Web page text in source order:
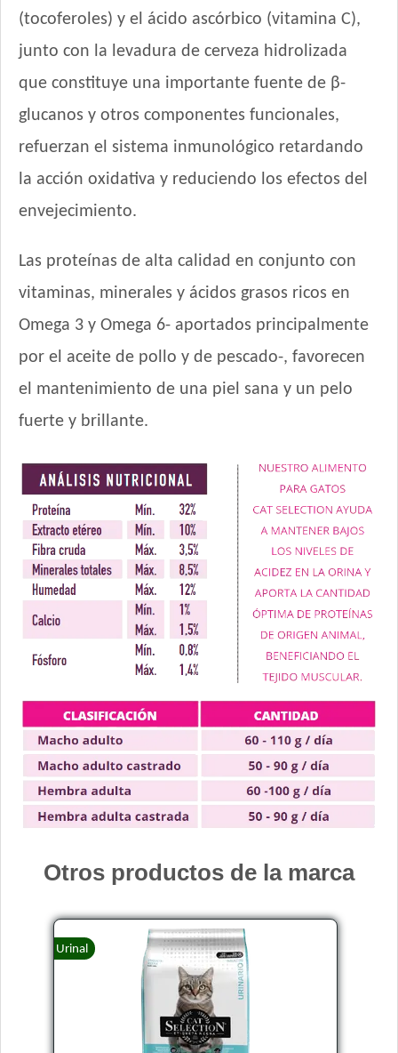
Max Pet Gato Adulto
Maxxium Gato Trucha Patagónica
Mi Amigo Gato Adulto
Montañés Gato Adulto
Nature Gatos
Nature Gatos Urinary
NutriCare Gato Adulto
Nutribon XQ Gato Adulto
Nutrique Urinary Care Cat
Nutrique Young Adult Cat Healthy Maintenance
Nutrique Young Adult Cat Sterilised / Healthy Weight
Old Prince Equilibrium Gato Adulto Esterilizado
Old Prince Equilibrium Gato Adulto Urinario
Old Prince Proteínas Noveles Gato Adulto Cordero y Arroz
Integral
Old Prince Proteínas Noveles Gato Adulto Esterilizado Cordero
y Arroz Integral
One Gato Adulto Pollo y Salmón
Pachá Gato Sabor Pescado
Pipón Pipón Gato Adulto
Pro Plan Gato Adulto
Pro Plan Gato Adulto Esterilizado con Carne de Salmón
Pro Plan Gato Adulto Live Clear Reductor de Alérgenos
Pro Plan Gato Adulto Piel & Estómago Sensible
Pro Plan Gato Adulto Urinary
Pro Plan Veterinary Diets Gato Adulto Gastrointestinal
Pro Plan Veterinary Diets Gato Adulto Renal Etapa Avanzada
Profesional Vet Gato Adulto
Profesional Vet Super Premium Gato Adulto Urinary
Pupy Food Gato Adulto
Raza Gato Adulto sabor Carne, Pescado y Arroz
Raza Gato Adulto sabor Pescado
Raza Gato Adulto sabor Pollo y Leche
(tocoferoles) y el ácido ascórbico (vitamina C),
junto con la levadura de cerveza hidrolizada
que constituye una importante fuente de β-
glucanos y otros componentes funcionales,
refuerzan el sistema inmunológico retardando
la acción oxidativa y reduciendo los efectos del
envejecimiento.
Las proteínas de alta calidad en conjunto con
vitaminas, minerales y ácidos grasos ricos en
Omega 3 y Omega 6- aportados principalmente
por el aceite de pollo y de pescado-, favorecen
el mantenimiento de una piel sana y un pelo
fuerte y brillante.
Otros productos de la marca
Urinal